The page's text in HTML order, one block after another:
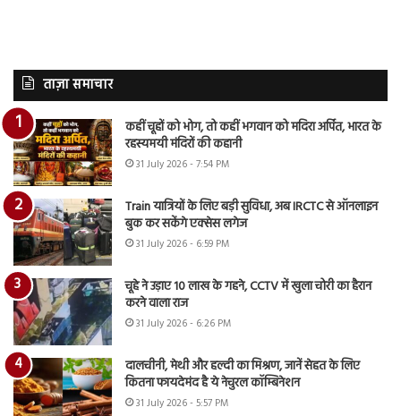
ताज़ा समाचार
कहीं चूहों को भोग, तो कहीं भगवान को मदिरा अर्पित, भारत के
रहस्यमयी मंदिरों की कहानी
31 July 2026 - 7:54 PM
Train यात्रियों के लिए बड़ी सुविधा, अब IRCTC से ऑनलाइन
बुक कर सकेंगे एक्सेस लगेज
31 July 2026 - 6:59 PM
चूहे ने उड़ाए 10 लाख के गहने, CCTV में खुला चोरी का हैरान
करने वाला राज
31 July 2026 - 6:26 PM
दालचीनी, मेथी और हल्दी का मिश्रण, जानें सेहत के लिए
कितना फायदेमंद है ये नेचुरल कॉम्बिनेशन
31 July 2026 - 5:57 PM